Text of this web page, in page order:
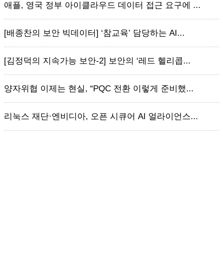
애플, 영국 정부 아이클라우드 데이터 접근 요구에 ...
[배종찬의 보안 빅데이터] ‘참교육’ 담당하는 AI...
[김정덕의 지속가능 보안-2] 보안의 ‘레드 헬리콥...
양자위협 이제는 현실, “PQC 전환 이렇게 준비했...
리눅스 재단·엔비디아, 오픈 시큐어 AI 얼라이언스...